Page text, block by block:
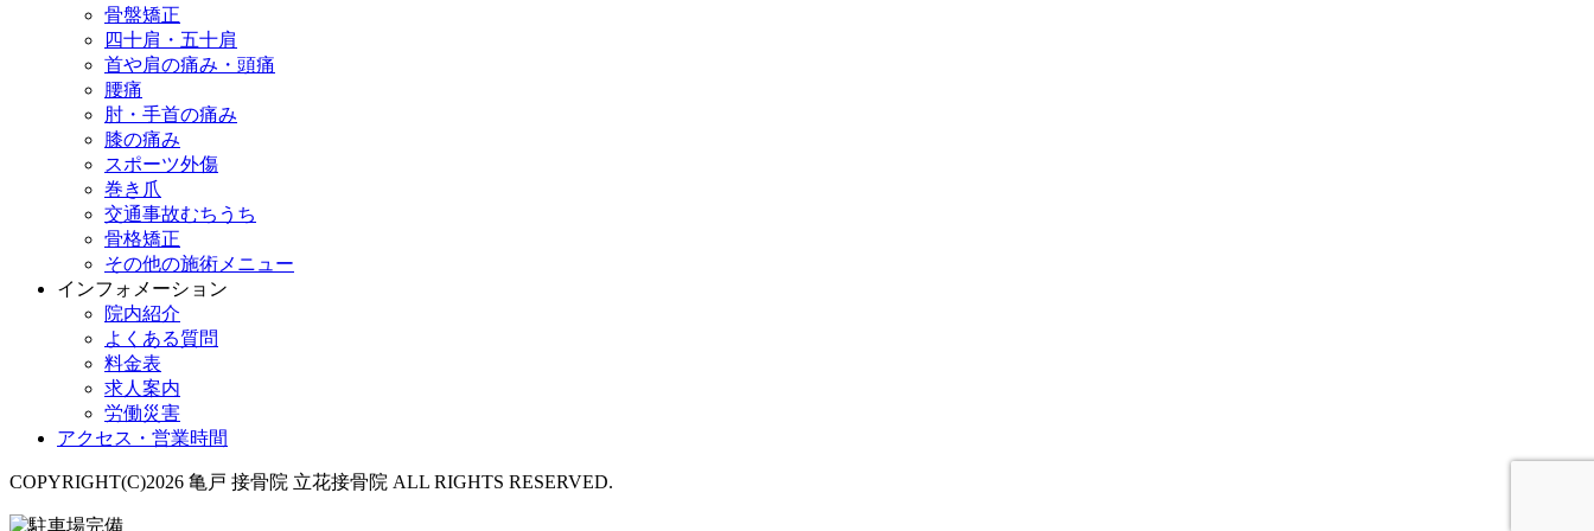
骨盤矯正
四十肩・五十肩
首や肩の痛み・頭痛
腰痛
肘・手首の痛み
膝の痛み
スポーツ外傷
巻き爪
交通事故むちうち
骨格矯正
その他の施術メニュー
インフォメーション
院内紹介
よくある質問
料金表
求人案内
労働災害
アクセス・営業時間
COPYRIGHT(C)2026 亀戸 接骨院 立花接骨院 ALL RIGHTS RESERVED.